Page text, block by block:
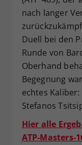
nach langer
Duell bei den
Runde von
Oberhand
Begegnung
echtes
Stefanos
Hier alle
ATP-Masters-